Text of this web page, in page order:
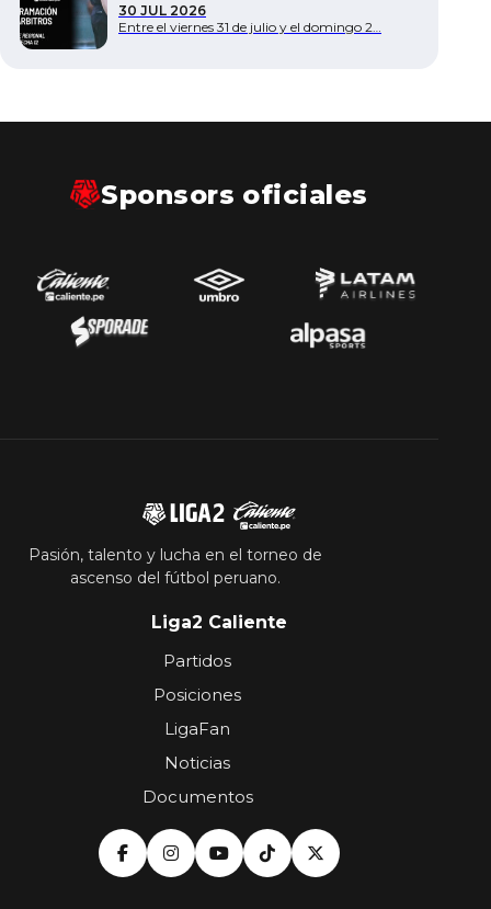
30 JUL 2026
Entre el viernes 31 de julio y el domingo 2…
Sponsors oficiales
Pasión, talento y lucha en el torneo de
ascenso del fútbol peruano.
Liga2 Caliente
Partidos
Posiciones
LigaFan
Noticias
Documentos